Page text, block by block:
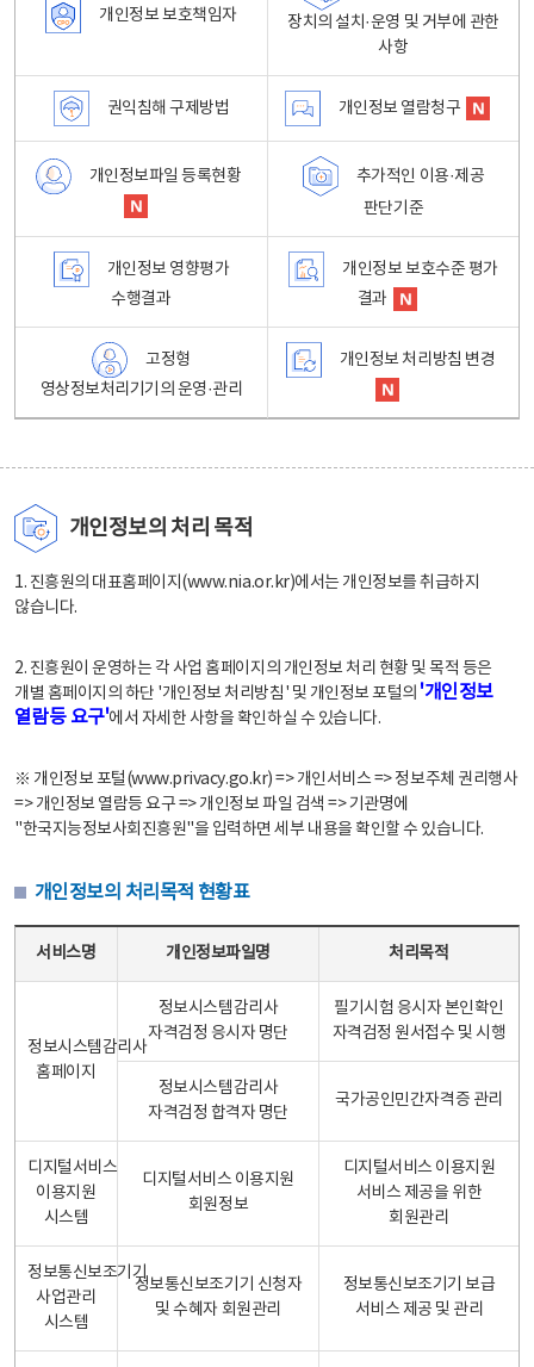
개인정보 보호책임자
장치의 설치·운영 및 거부에 관한
사항
권익침해 구제방법 개인정보 열람청구
개인정보파일 등록현황
추가적인 이용·제공
판단기준
개인정보 영향평가
수행결과
개인정보 보호수준 평가
결과
고정형
영상정보처리기기의 운영·관리
개인정보 처리방침 변경
개인정보의 처리 목적
1. 진흥원의 대표홈페이지(www.nia.or.kr)에서는 개인정보를 취급하지
않습니다.
2. 진흥원이 운영하는 각 사업 홈페이지의 개인정보 처리 현황 및 목적 등은
개별 홈페이지의 하단 '개인정보 처리방침' 및 개인정보 포털의 '개인정보
열람등 요구'에서 자세한 사항을 확인하실 수 있습니다.
※ 개인정보 포털(www.privacy.go.kr) => 개인서비스 => 정보주체 권리행사
=> 개인정보 열람등 요구 => 개인정보 파일 검색 => 기관명에
"한국지능정보사회진흥원"을 입력하면 세부 내용을 확인할 수 있습니다.
개인정보의 처리목적 현황표
서비스명 개인정보파일명 처리목적
정보시스템감리사
홈페이지
정보시스템감리사
자격검정 응시자 명단
필기시험 응시자 본인확인
자격검정 원서접수 및 시행
정보시스템감리사
자격검정 합격자 명단
국가공인민간자격증 관리
디지털서비스
이용지원
시스템
디지털서비스 이용지원
회원정보
디지털서비스 이용지원
서비스 제공을 위한
회원관리
정보통신보조기기
사업관리
시스템
정보통신보조기기 신청자
및 수혜자 회원관리
정보통신보조기기 보급
서비스 제공 및 관리